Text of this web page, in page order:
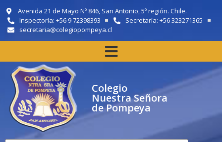
Avenida 21 de Mayo Nº 846, San Antonio, 5º región. Chile.
Inspectoría: +56 9 72398393
Secretaría: +56 323271365
secretaria@colegiopompeya.cl
Colegio
Nuestra Señora
de Pompeya